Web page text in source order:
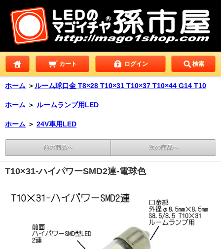
カート ログイン 検索
ホーム ＞ ルーム球口金 T8×28 T10×31 T10×37 T10×44 G14 T10
ホーム ＞ ルームランプ用LED
ホーム ＞ 24V車用LED
前の商品へ 次の商品へ
T10×31-ハイパワーSMD2連-電球色